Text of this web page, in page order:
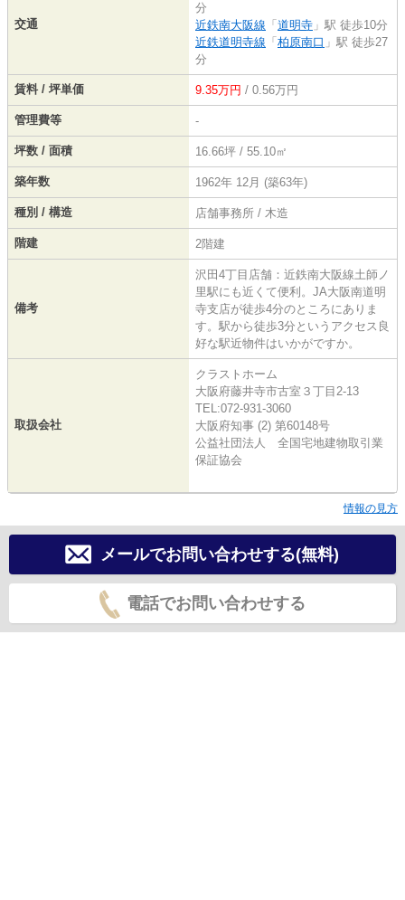
交通
分
近鉄南大阪線 「 道明寺 」駅 徒歩10分
近鉄道明寺線 「 柏原南口 」駅 徒歩27
分
賃料 / 坪単価 9.35万円 / 0.56万円
管理費等 -
坪数 / 面積 16.66坪 / 55.10㎡
築年数 1962年 12月 (築63年)
種別 / 構造 店舗事務所 / 木造
階建 2階建
備考
沢田4丁目店舗：近鉄南大阪線土師ノ
里駅にも近くて便利。JA大阪南道明
寺支店が徒歩4分のところにありま
す。駅から徒歩3分というアクセス良
好な駅近物件はいかがですか。
取扱会社
クラストホーム
大阪府藤井寺市古室３丁目2-13
TEL:072-931-3060
大阪府知事 (2) 第60148号
公益社団法人 全国宅地建物取引業
保証協会
情報の見方
メールでお問い合わせする(無料)
電話でお問い合わせする